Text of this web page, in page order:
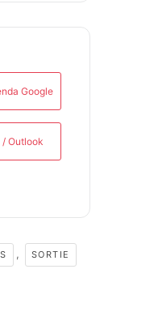
Google
/ Outlook
, SORTIE